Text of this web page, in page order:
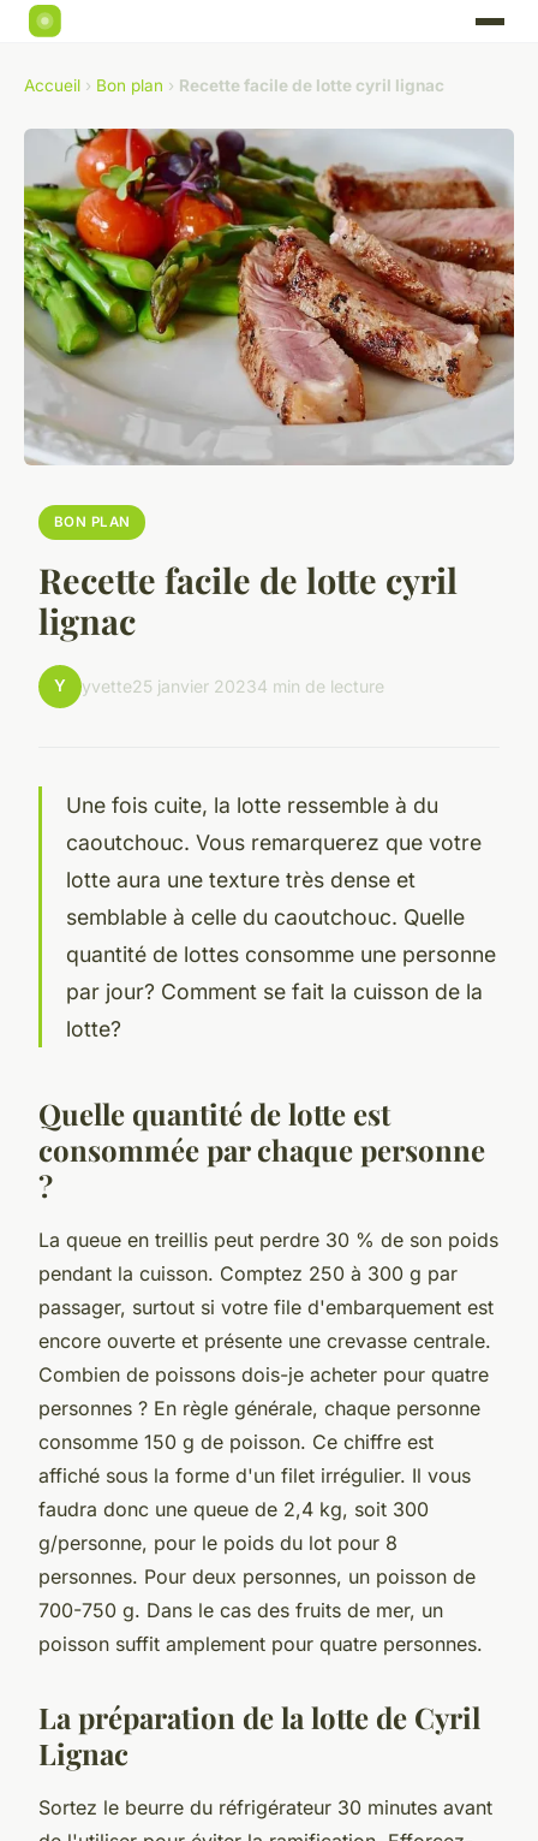
Accueil › Bon plan › Recette facile de lotte cyril lignac
BON PLAN
Recette facile de lotte cyril
lignac
Y yvette25 janvier 20234 min de lecture
Une fois cuite, la lotte ressemble à du
caoutchouc. Vous remarquerez que votre
lotte aura une texture très dense et
semblable à celle du caoutchouc. Quelle
quantité de lottes consomme une personne
par jour? Comment se fait la cuisson de la
lotte?
Quelle quantité de lotte est
consommée par chaque personne
?
La queue en treillis peut perdre 30 % de son poids
pendant la cuisson. Comptez 250 à 300 g par
passager, surtout si votre file d'embarquement est
encore ouverte et présente une crevasse centrale.
Combien de poissons dois-je acheter pour quatre
personnes ? En règle générale, chaque personne
consomme 150 g de poisson. Ce chiffre est
affiché sous la forme d'un filet irrégulier. Il vous
faudra donc une queue de 2,4 kg, soit 300
g/personne, pour le poids du lot pour 8
personnes. Pour deux personnes, un poisson de
700-750 g. Dans le cas des fruits de mer, un
poisson suffit amplement pour quatre personnes.
La préparation de la lotte de Cyril
Lignac
Sortez le beurre du réfrigérateur 30 minutes avant